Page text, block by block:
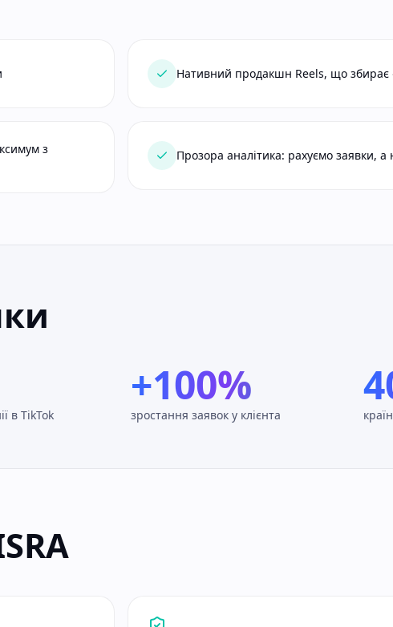
Нативний продакшн Reels, що збирає
з
Прозора аналітика: рахуємо заявки, а
в TikTok
+100%
зростання заявок у клієнта